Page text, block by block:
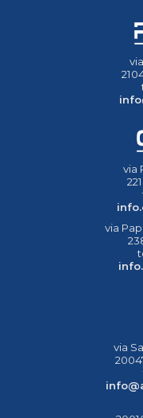
via
via
via